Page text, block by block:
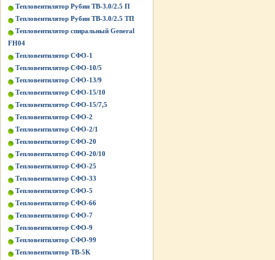
Тепловентилятор Рубин ТВ-3.0/2.5 П
Тепловентилятор Рубин ТВ-3.0/2.5 ТП
Тепловентилятор спиральный General
FH04
Тепловентилятор СФО-1
Тепловентилятор СФО-10/5
Тепловентилятор СФО-13/9
Тепловентилятор СФО-15/10
Тепловентилятор СФО-15/7,5
Тепловентилятор СФО-2
Тепловентилятор СФО-2/1
Тепловентилятор СФО-20
Тепловентилятор СФО-20/10
Тепловентилятор СФО-25
Тепловентилятор СФО-33
Тепловентилятор СФО-5
Тепловентилятор СФО-66
Тепловентилятор СФО-7
Тепловентилятор СФО-9
Тепловентилятор СФО-99
Тепловентилятор ТВ-5K